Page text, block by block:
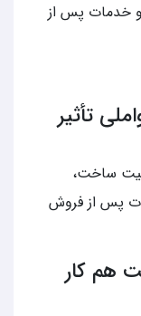
خدمات پس از
تأثیر
ساخت،
پس از فروش
هم کار